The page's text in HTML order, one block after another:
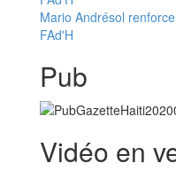
Mario Andrésol
FAd'H
Pub
Vidéo en